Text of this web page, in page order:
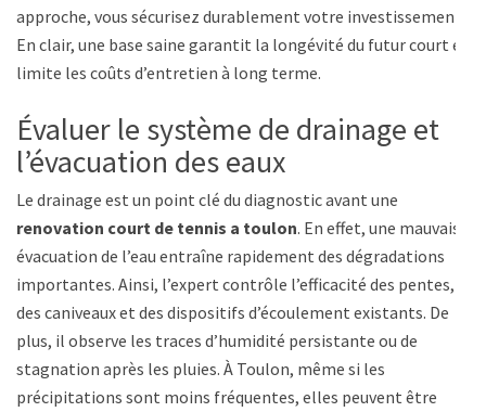
approche, vous sécurisez durablement votre investissement.
En clair, une base saine garantit la longévité du futur court et
limite les coûts d’entretien à long terme.
Évaluer le système de drainage et
l’évacuation des eaux
Le drainage est un point clé du diagnostic avant une
renovation court de tennis a toulon. En effet, une mauvaise
évacuation de l’eau entraîne rapidement des dégradations
importantes. Ainsi, l’expert contrôle l’efficacité des pentes,
des caniveaux et des dispositifs d’écoulement existants. De
plus, il observe les traces d’humidité persistante ou de
stagnation après les pluies. À Toulon, même si les
précipitations sont moins fréquentes, elles peuvent être